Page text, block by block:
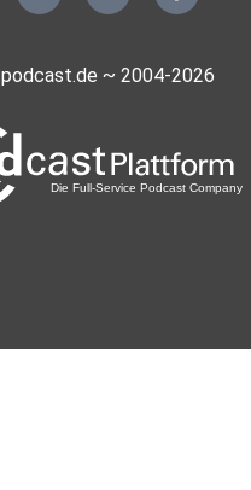
podcast.de ~ 2004-2026